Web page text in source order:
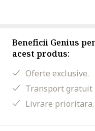
Beneficii Genius
acest produs:
Oferte exclusive.
Transport gratuit
Livrare prioritara.